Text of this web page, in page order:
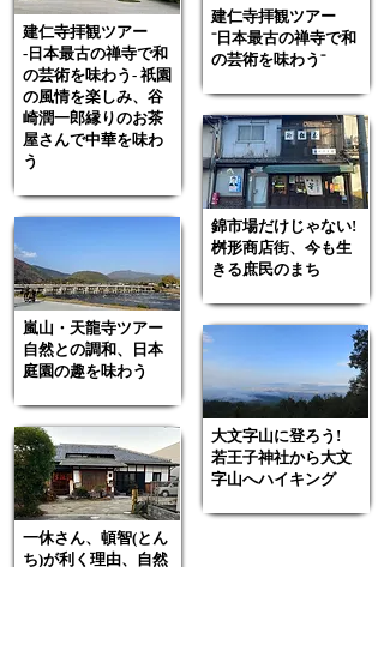
建仁寺拝観ツアー
-日本最古の禅寺で和
の芸術を味わう- 祇園
の風情を楽しみ、谷
崎潤一郎縁りのお茶
屋さんで中華を味わ
う
嵐山・天龍寺ツアー
自然との調和、日本
庭園の趣を味わう
一休さん、頓智(とん
ち)が利く理由、自然
建仁寺拝観ツアー
⁻日本最古の禅寺で和
の芸術を味わう⁻
錦市場だけじゃない!
桝形商店街、今も生
きる庶⺠のまち
大文字山に登ろう!
若王子神社から大文
字山へハイキング